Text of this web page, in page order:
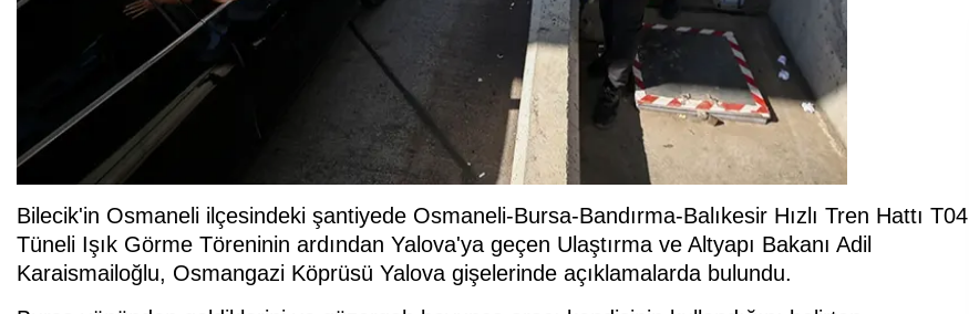
Bilecik'in Osmaneli ilçesindeki şantiyede Osmaneli-Bursa-Bandırma-Balıkesir Hızlı Tren Hattı T04
Tüneli Işık Görme Töreninin ardından Yalova'ya geçen Ulaştırma ve Altyapı Bakanı Adil
Karaismailoğlu, Osmangazi Köprüsü Yalova gişelerinde açıklamalarda bulundu.